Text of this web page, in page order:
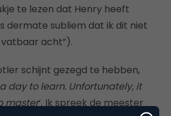
te lezen dat Henry heeft
dermate subliem dat ik dit niet
acht”).
schijnt gezegd te hebben,
day to learn. Unfortunately, it
master‘. Ik spreek de meester